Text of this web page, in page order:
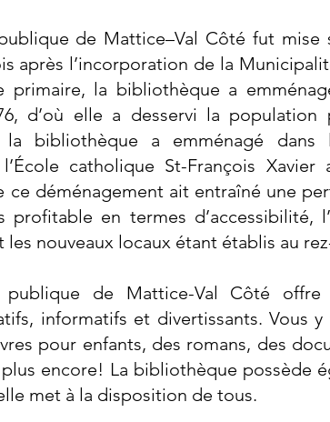
de Mattice–Val Côté fut mise
après l’incorporation de la
primaire, la bibliothèque a
d’où elle a desservi la
la bibliothèque a emménagé
catholique St-François Xavier
ce déménagement ait entraîné une
profitable en termes d’accessibilité,
nouveaux locaux étant établis au
publique de Mattice-Val Côté
informatifs et divertissants. Vous
pour enfants, des romans, des
encore! La bibliothèque possède
met à la disposition de tous.